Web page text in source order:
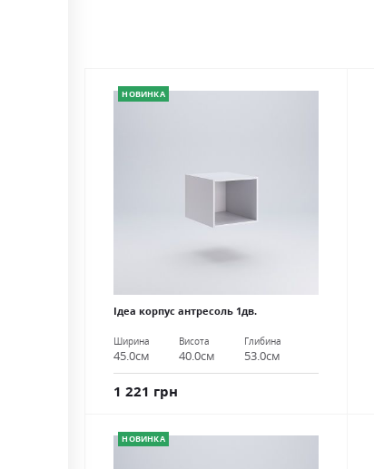
НОВИНКА
Ідеа корпус антресоль 1дв.
Ширина
45.0см
Висота
40.0см
Глибина
53.0см
1 221 грн
НОВИНКА